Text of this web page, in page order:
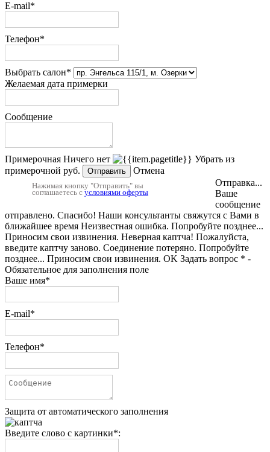
E-mail*
Телефон*
Выбрать салон*
Желаемая дата примерки
Сообщение
Примерочная Ничего нет
Убрать из
примерочной руб.
Нажимая кнопку "Отправить" вы
соглашаетесь с условиями оферты
Отправить
Отмена
Отправка...
Ваше
сообщение
отправлено. Спасибо! Наши консультанты свяжутся с Вами в
ближайшее время Неизвестная ошибка. Попробуйте позднее...
Приносим свои извинения. Неверная каптча! Пожалуйста,
введите каптчу заново. Соединение потеряно. Попробуйте
позднее... Приносим свои извинения. OK Задать вопрос * -
Обязательное для заполнения поле
Ваше имя*
E-mail*
Телефон*
Защита от автоматического заполнения
Введите слово с картинки*: